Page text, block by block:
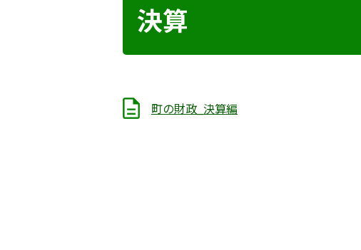
決算
町の財政_決算編